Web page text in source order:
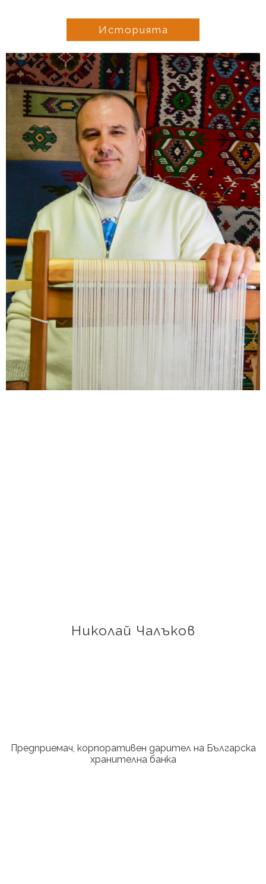
Историята
Николай Чалъков
Предприемач, корпоративен дарител на Българска
хранителна банка